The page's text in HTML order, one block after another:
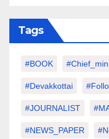
Tags
#BOOK
#devakkottai
#JOURNALIST
#NEWS_PAPER